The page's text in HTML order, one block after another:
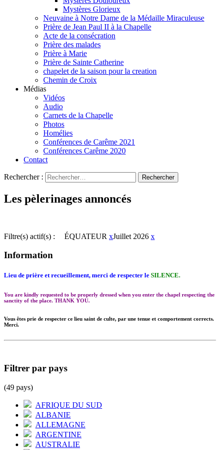
Mystères Glorieux
Neuvaine à Notre Dame de la Médaille Miraculeuse
Prière de Jean Paul II à la Chapelle
Acte de la consécration
Prière des malades
Prière à Marie
Prière de Sainte Catherine
chapelet de la saison pour la creation
Chemin de Croix
Médias
Vidéos
Audio
Carnets de la Chapelle
Photos
Homélies
Conférences de Carême 2021
Conférences Carême 2020
Contact
Rechercher :
Les pèlerinages annoncés
Filtre(s) actif(s) : ÉQUATEUR xJuillet 2026 x
Information
Lieu de prière et recueillement, merci de respecter le SILENCE.
You are kindly requested to be properly dressed when you enter the chapel respecting the
sanctity of the place. THANK YOU.
Vous êtes prie de respecter ce lieu saint de culte, par une tenue et comportement corrects.
Merci.
Filtrer par pays
(49 pays)
AFRIQUE DU SUD
ALBANIE
ALLEMAGNE
ARGENTINE
AUSTRALIE